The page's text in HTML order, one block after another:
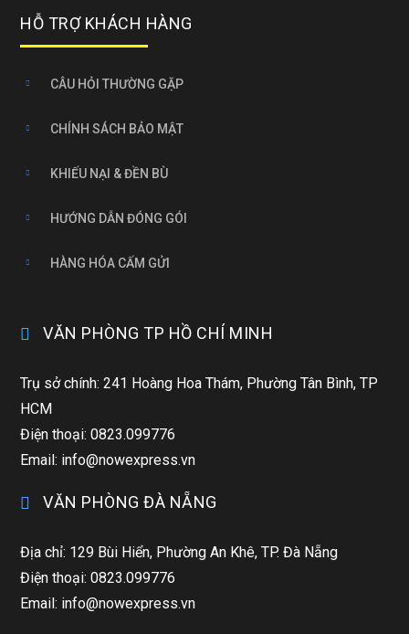
HỖ TRỢ KHÁCH HÀNG
CÂU HỎI THƯỜNG GẶP
CHÍNH SÁCH BẢO MẬT
KHIẾU NẠI & ĐỀN BÙ
HƯỚNG DẪN ĐÓNG GÓI
HÀNG HÓA CẤM GỬI
VĂN PHÒNG TP HỒ CHÍ MINH
Trụ sở chính: 241 Hoàng Hoa Thám, Phường Tân Bình, TP
HCM
Điện thoại: 0823.099776
Email: info@nowexpress.vn
VĂN PHÒNG ĐÀ NẴNG
Địa chỉ: 129 Bùi Hiển, Phường An Khê, TP. Đà Nẵng
Điện thoại: 0823.099776
Email: info@nowexpress.vn